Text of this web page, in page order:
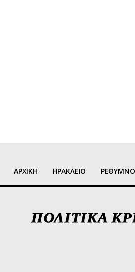
ΑΡΧΙΚΗ ΗΡΑΚΛΕΙΟ ΡΕΘΥΜΝΟ